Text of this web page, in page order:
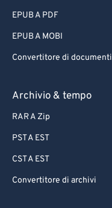
EPUB A PDF
EPUB A MOBI
Convertitore di documenti
Archivio & tempo
RAR A Zip
PST A EST
CST A EST
Convertitore di archivi